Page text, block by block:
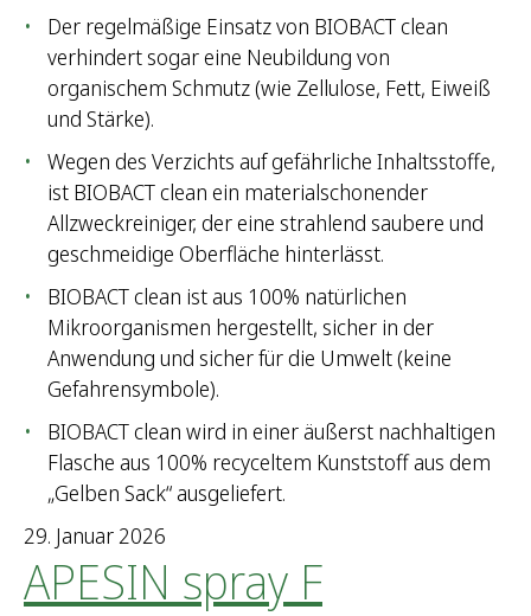
Der regelmäßige Einsatz von BIOBACT clean
verhindert sogar eine Neubildung von
organischem Schmutz (wie Zellulose, Fett, Eiweiß
und Stärke).
Wegen des Verzichts auf gefährliche Inhaltsstoffe,
ist BIOBACT clean ein materialschonender
Allzweckreiniger, der eine strahlend saubere und
geschmeidige Oberfläche hinterlässt.
BIOBACT clean ist aus 100% natürlichen
Mikroorganismen hergestellt, sicher in der
Anwendung und sicher für die Umwelt (keine
Gefahrensymbole).
BIOBACT clean wird in einer äußerst nachhaltigen
Flasche aus 100% recyceltem Kunststoff aus dem
„Gelben Sack“ ausgeliefert.
29. Januar 2026
APESIN spray F